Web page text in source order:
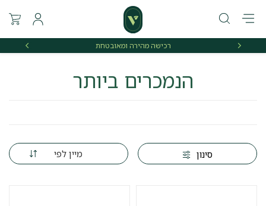
רכישה מהירה ומאובטחת
הנמכרים ביותר
סינון מיין לפי